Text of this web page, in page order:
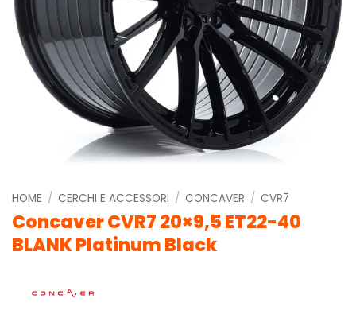
HOME / CERCHI E ACCESSORI / CONCAVER / CVR7
Concaver CVR7 20×9,5 ET22-40
BLANK Platinum Black